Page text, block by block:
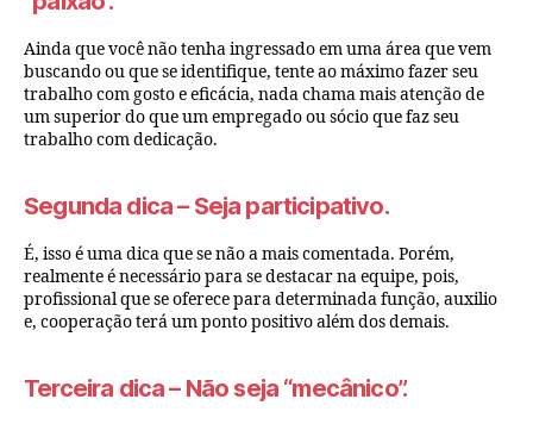
Ainda que você não tenha ingressado em uma área que vem
buscando ou que se identifique, tente ao máximo fazer seu
trabalho com gosto e eficácia, nada chama mais atenção de
um superior do que um empregado ou sócio que faz seu
trabalho com dedicação.
Segunda dica– Seja participativo.
É, isso é uma dica que se não a mais comentada. Porém,
realmente é necessário para se destacar na equipe, pois,
profissional que se oferece para determinada função, auxilio
e, cooperação terá um ponto positivo além dos demais.
Terceira dica– Não seja “mecânico”.